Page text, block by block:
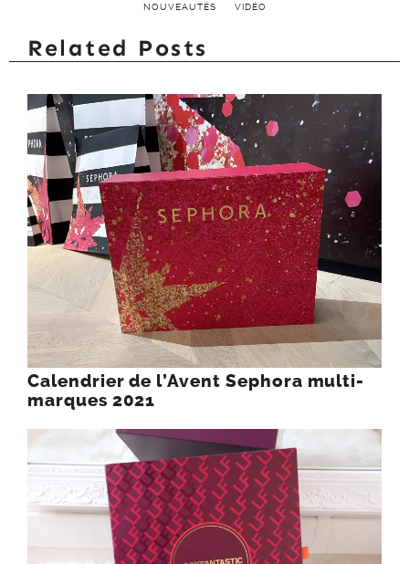
NOUVEAUTÉS VIDÉO
Related Posts
Calendrier de l’Avent Sephora multi-
marques 2021